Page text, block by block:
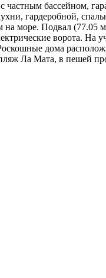
частным бассейном,
гардеробной,
на море. Подвал (77.05
ворота. На
дома
Ла Мата, в пешей